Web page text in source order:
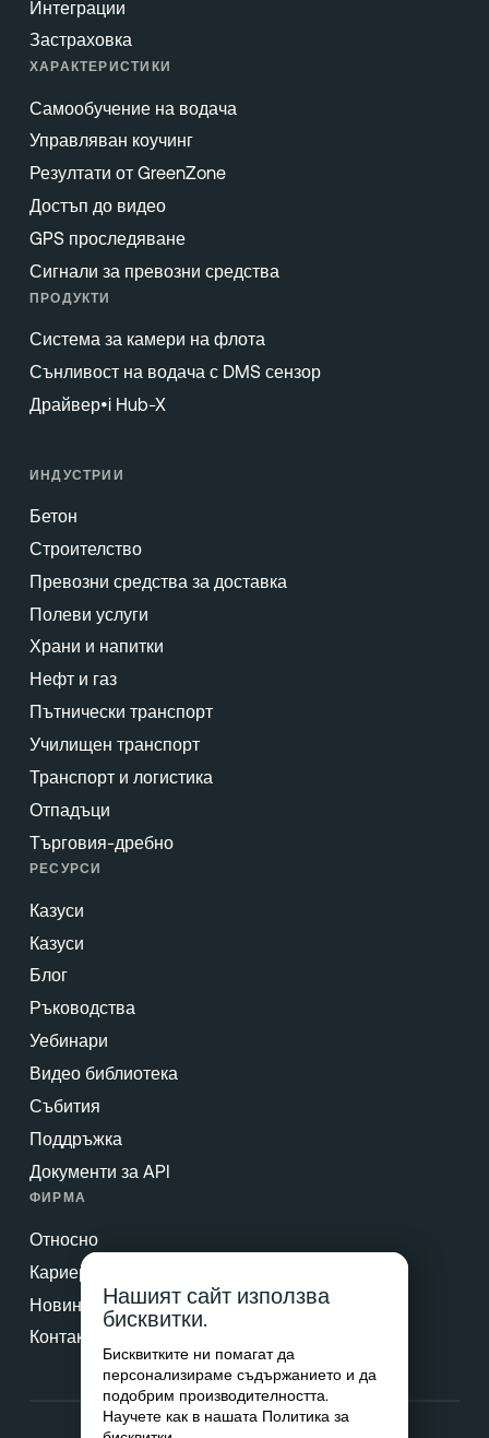
Интеграции
Застраховка
ХАРАКТЕРИСТИКИ
Самообучение на водача
Управляван коучинг
Резултати от GreenZone
Достъп до видео
GPS проследяване
Сигнали за превозни средства
ПРОДУКТИ
Система за камери на флота
Сънливост на водача с DMS сензор
Драйвер•i Hub-X
ИНДУСТРИИ
Бетон
Строителство
Превозни средства за доставка
Полеви услуги
Храни и напитки
Нефт и газ
Пътнически транспорт
Училищен транспорт
Транспорт и логистика
Отпадъци
Търговия-дребно
РЕСУРСИ
Казуси
Казуси
Блог
Ръководства
Уебинари
Видео библиотека
Събития
Поддръжка
Документи за API
ФИРМА
Относно
Кариери
Новини и преса
Контакт
Нашият сайт използва
бисквитки.
Бисквитките ни помагат да
персонализираме съдържанието и да
подобрим производителността.
Научете как в нашата Политика за